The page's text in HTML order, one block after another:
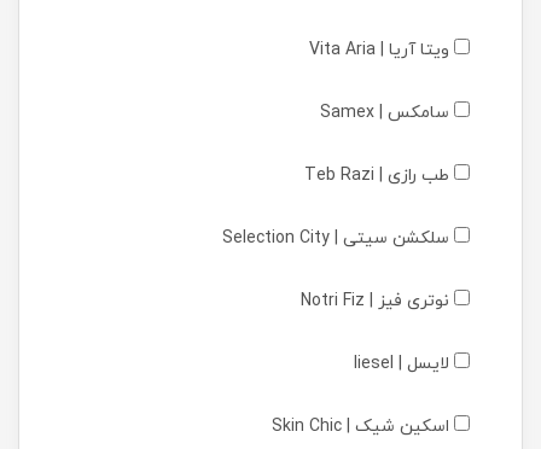
ویتا آریا | Vita Aria
سامکس | Samex
طب رازی | Teb Razi
سلکشن سیتی | Selection City
نوتری فیز | Notri Fiz
لایسل | liesel
اسکین شیک | Skin Chic